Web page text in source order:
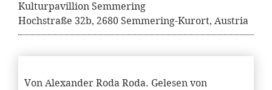
Kulturpavillion Semmering
Hochstraße 32b, 2680 Semmering-Kurort, Austria
Von Alexander Roda Roda. Gelesen von